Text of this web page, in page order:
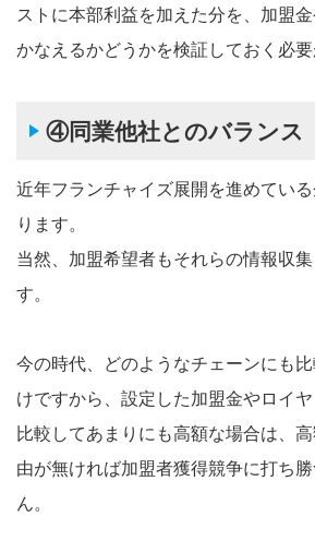
ストに本部利益を加えた分を、加盟
かなえるかどうかを検証しておく必要
④同業他社とのバランス
近年フランチャイズ展開を進めてい
ります。
当然、加盟希望者もそれらの情報収
す。
今の時代、どのようなチェーンにも
けですから、設定した加盟金やロイ
比較してあまりにも高額な場合は、
由が無ければ加盟者獲得競争に打ち
ん。